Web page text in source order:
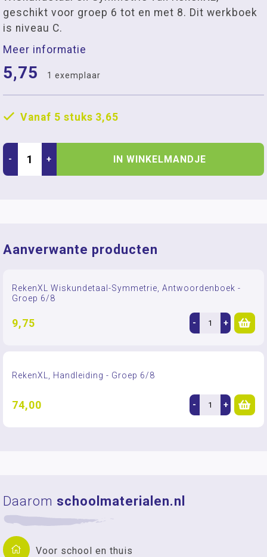
geschikt voor groep 6 tot en met 8. Dit werkboek
is niveau C.
Meer informatie
5,75 1 exemplaar
Vanaf 5 stuks 3,65
- + IN WINKELMANDJE
Aanverwante producten
RekenXL Wiskundetaal-Symmetrie, Antwoordenboek -
Groep 6/8
9,75 - +
RekenXL, Handleiding - Groep 6/8
74,00 - +
Daarom schoolmaterialen.nl
Voor school en thuis